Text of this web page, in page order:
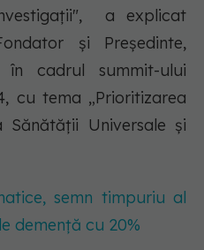
a explicat
și Președinte,
în cadrul summit-ului
cu tema „Prioritizarea
Sănătății Universale și
semn timpuriu al
demență cu 20%